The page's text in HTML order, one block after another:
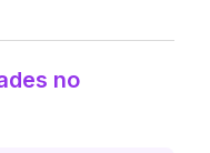
no